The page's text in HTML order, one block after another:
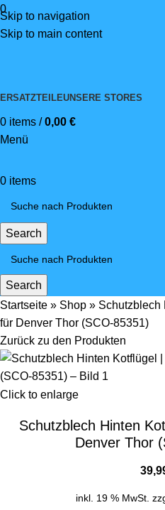
Skip to navigation
Skip to main content
0
ERSATZTEILEUNSERE STORES
0 items / 0,00 €
Menü
0 items
Search
Search
Startseite » Shop » Schutzblech
für Denver Thor (SCO-85351)
Zurück zu den Produkten
Click to enlarge
Schutzblech Hinten
Denver Thor
inkl. 19 % MwSt.